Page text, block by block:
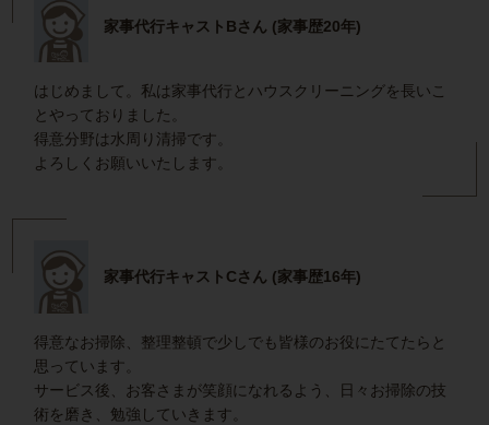
家事代行キャストBさん (家事歴20年)
はじめまして。私は家事代行とハウスクリーニングを長いこ
とやっておりました。
得意分野は水周り清掃です。
よろしくお願いいたします。
家事代行キャストCさん (家事歴16年)
得意なお掃除、整理整頓で少しでも皆様のお役にたてたらと
思っています。
サービス後、お客さまが笑顔になれるよう、日々お掃除の技
術を磨き、勉強していきます。